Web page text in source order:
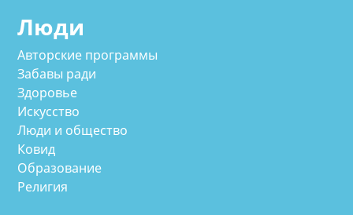
Люди
Авторские программы
Забавы ради
Здоровье
Искусство
Люди и общество
Ковид
Образование
Религия